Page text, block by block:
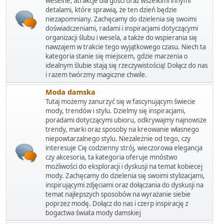
detalami, które sprawią, że ten dzień będzie
niezapomniany. Zachęcamy do dzielenia się swoimi
doświadczeniami, radami i inspiracjami dotyczącymi
organizacji ślubu i wesela, a także do wspierania się
nawzajem w trakcie tego wyjątkowego czasu. Niech ta
kategoria stanie się miejscem, gdzie marzenia o
idealnym ślubie stają się rzeczywistością! Dołącz do nas
i razem twórzmy magiczne chwile.
Moda damska
Tutaj możemy zanurzyć się w fascynującym świecie
mody, trendów i stylu. Dzielmy się inspiracjami,
poradami dotyczącymi ubioru, odkrywajmy najnowsze
trendy, marki oraz sposoby na kreowanie własnego
niepowtarzalnego stylu. Niezależnie od tego, czy
interesuje Cię codzienny strój, wieczorowa elegancja
czy akcesoria, ta kategoria oferuje mnóstwo
możliwości do eksploracji i dyskusji na temat kobiecej
mody. Zachęcamy do dzielenia się swoimi stylizacjami,
inspirującymi zdjęciami oraz dołączania do dyskusji na
temat najlepszych sposobów na wyrażanie siebie
poprzez modę. Dołącz do nas i czerp inspirację z
bogactwa świata mody damskiej